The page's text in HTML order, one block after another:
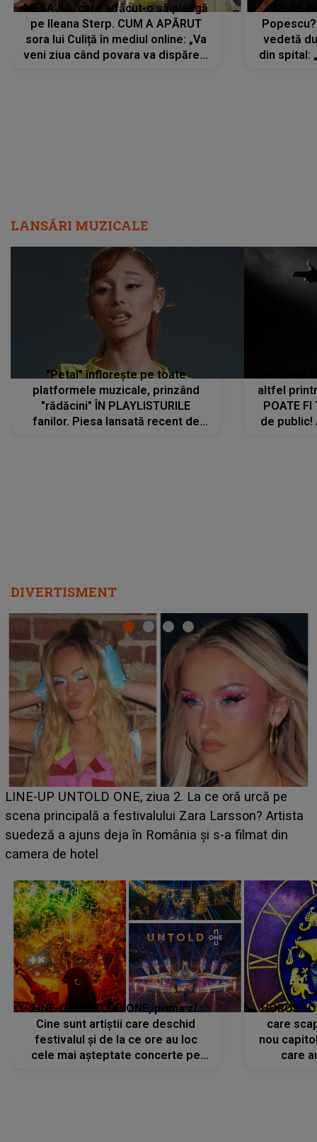
MESAJUL care a făcut-o să plângă
pe Ileana Sterp. CUM A APĂRUT
sora lui Culiță în mediul online: „Va
veni ziua când povara va dispărea,
vedetă
din spital:
LANSĂRI MUZICALE
"Petal" înflorește pe toate
platformele muzicale, prinzând
"rădăcini" ÎN PLAYLISTURILE
fanilor. Piesa lansată recent de
altfel
POATE FI
de public!
DIVERTISMENT
Ce a dezvăluit noua concurentă din "Casa Iubirii" l-a
luat prin surprindere pe Emanuel. CINE ESTE
BĂIATUL VIZAT de Alexandra?! Aflându-se în fața
faptului împlinit, A RECUNOSCUT IMEDIAT: "Am
LINE-UP UNTOLD ONE, prima zi.
Cine sunt artiștii care deschid
festivalul și de la ce ore au loc
cele mai așteptate concerte pe
care
nou
care